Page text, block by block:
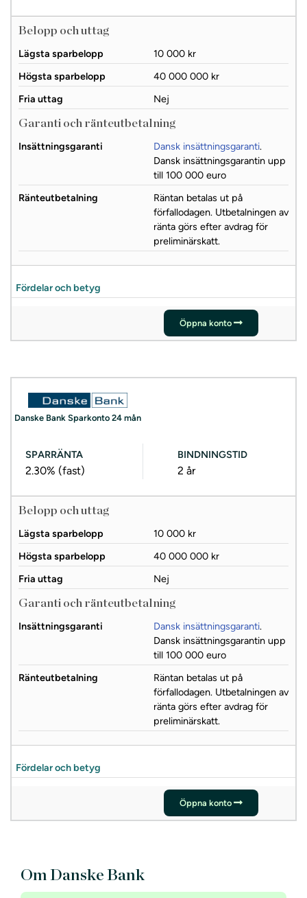
Belopp och uttag
Lägsta sparbelopp
10 000 kr
Högsta sparbelopp
40 000 000 kr
Fria uttag
Nej
Garanti och ränteutbetalning
Insättningsgaranti
Dansk insättningsgaranti.
Dansk insättningsgarantin upp
till 100 000 euro
Ränteutbetalning
Räntan betalas ut på
förfallodagen. Utbetalningen av
ränta görs efter avdrag för
preliminärskatt.
Fördelar och betyg
Öppna konto
Danske Bank Sparkonto 24 mån
SPARRÄNTA
2.30% (fast)
BINDNINGSTID
2 år
Belopp och uttag
Lägsta sparbelopp
10 000 kr
Högsta sparbelopp
40 000 000 kr
Fria uttag
Nej
Garanti och ränteutbetalning
Insättningsgaranti
Dansk insättningsgaranti.
Dansk insättningsgarantin upp
till 100 000 euro
Ränteutbetalning
Räntan betalas ut på
förfallodagen. Utbetalningen av
ränta görs efter avdrag för
preliminärskatt.
Fördelar och betyg
Öppna konto
Om Danske Bank